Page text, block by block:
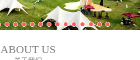
ABOUT US